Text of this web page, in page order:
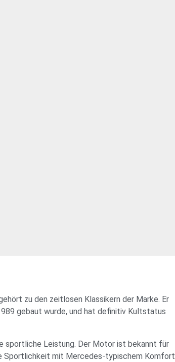
zu den zeitlosen Klassikern der Marke. Er
gebaut wurde, und hat definitiv Kultstatus
sportliche Leistung. Der Motor ist bekannt für
Sportlichkeit mit Mercedes-typischem Komfort